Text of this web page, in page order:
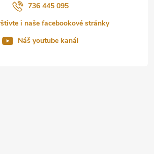
736 445 095
i naše facebookové stránky
Náš youtube kanál